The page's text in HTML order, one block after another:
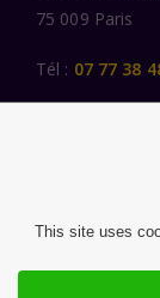
75 009 Paris
Tél : 07 77 38
DES FEMMES
This site uses